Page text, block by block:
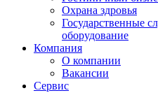
Охрана здровья
Государственные
оборудование
Компания
О компании
Вакансии
Сервис